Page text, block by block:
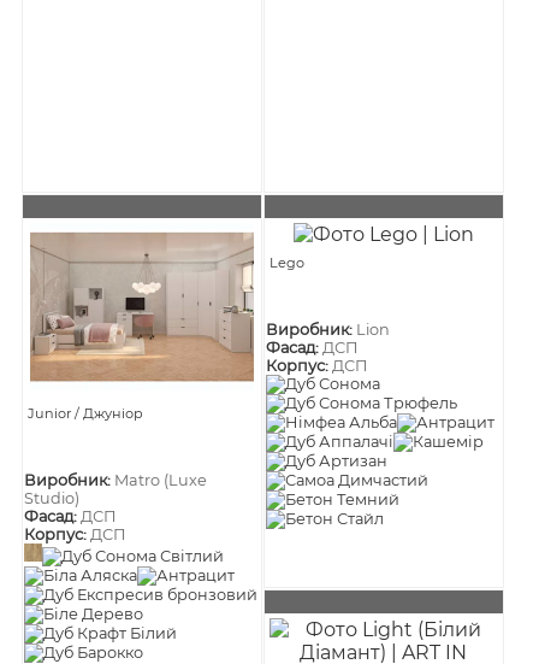
Junior / Джуніор
Виробник: Matro (Luxe
Studio)
Фасад:ДСП
Корпус:ДСП
Lego
Виробник: Lion
Фасад: ДСП
Корпус: ДСП